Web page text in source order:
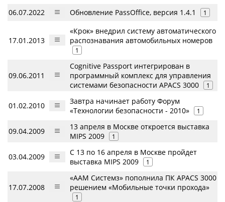
06.07.2022 Обновление PassOffice, версия 1.4.1 1
17.01.2013
«Крок» внедрил систему автоматического
распознавания автомобильных номеров
1
09.06.2011
Cognitive Passport интегрирован в
программный комплекс для управления
системами безопасности APACS 3000
1
01.02.2010
Завтра начинает работу Форум
«Технологии безопасности - 2010»
1
09.04.2009
13 апреля в Москве откроется выставка
MIPS 2009
1
03.04.2009
С 13 по 16 апреля в Москве пройдет
выставка MIPS 2009
1
17.07.2008
«ААМ Системз» пополнила ПК APACS 3000
решением «Мобильные точки прохода»
1